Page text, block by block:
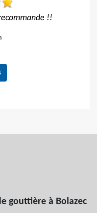
gouttière à Bolazec